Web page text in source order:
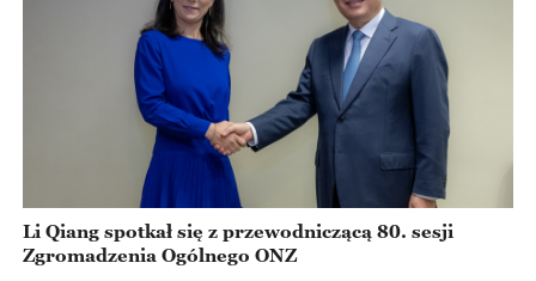
Li Qiang spotkał się z przewodniczącą 80. sesji
Zgromadzenia Ogólnego ONZ